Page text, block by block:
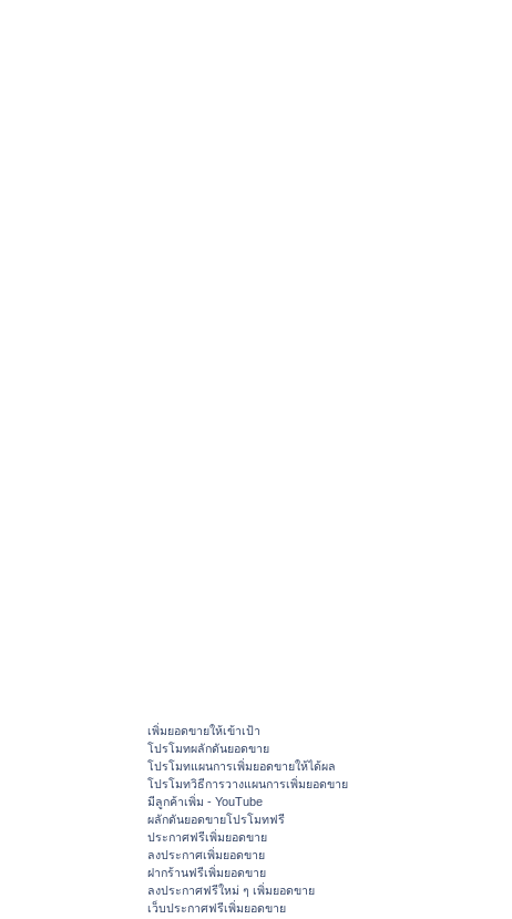
เพิ่มยอดขายให้เข้าเป้า
โปรโมทผลักดันยอดขาย
โปรโมทแผนการเพิ่มยอดขายให้ได้ผล
โปรโมทวิธีการวางแผนการเพิ่มยอดขาย
มีลูกค้าเพิ่ม - YouTube
ผลักดันยอดขายโปรโมทฟรี
ประกาศฟรีเพิ่มยอดขาย
ลงประกาศเพิ่มยอดขาย
ฝากร้านฟรีเพิ่มยอดขาย
ลงประกาศฟรีใหม่ ๆ เพิ่มยอดขาย
เว็บประกาศฟรีเพิ่มยอดขาย